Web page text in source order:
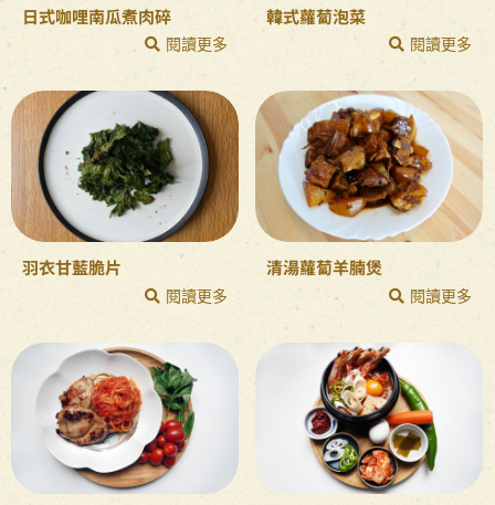
日式咖哩南瓜煮肉碎
閱讀更多
韓式蘿蔔泡菜
閱讀更多
羽衣甘藍脆片
閱讀更多
清湯蘿蔔羊腩煲
閱讀更多